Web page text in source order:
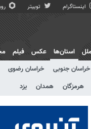
اینستاگرام توییتر
استان‌ها
خراسان جنوبی خراسان رضوی
هرمزگان همدان یزد
عکس فیلم